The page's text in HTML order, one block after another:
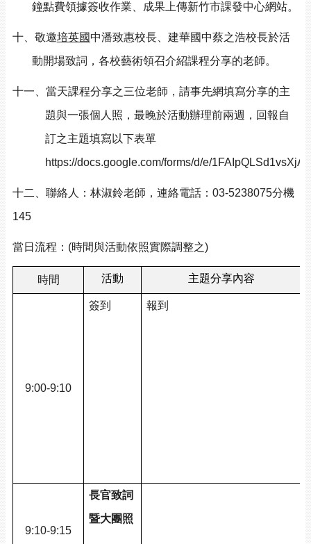
鐘點費領據簽收作業、成果上傳新竹市課發中心網站。
十、敬邀培英國中潘致惠校長、建華國中蔡之浩校長於活
動開場致詞，各校藝術領召介紹課程分享的老師。
十一、當天課程分享之三位老師，請事先網填寫分享的主
題與一張個人照，最晚於活動辦理前兩週，回報自
訂之主題填寫以下表單
https://docs.google.com/forms/d/e/
十二、聯絡人：林淑鈴老師，連絡電話：03-5238075分機
145
當日流程：(時間與活動依照實際調整之)
時間 活動 主題分享內容
9:00-9:10
簽到 報到
9:10-9:15
長官致詞
暨大團照